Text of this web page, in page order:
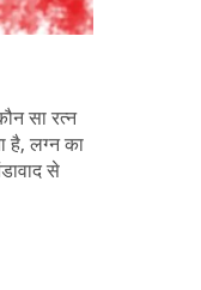
सा रत्न
है, लग्न का
से